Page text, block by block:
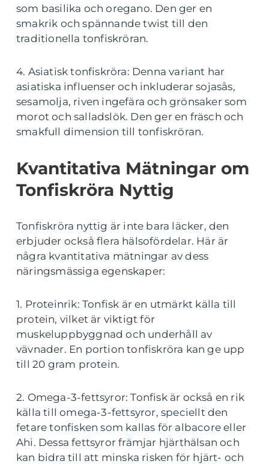
som basilika och oregano. Den ger en
smakrik och spännande twist till den
traditionella tonfiskröran.
4. Asiatisk tonfiskröra: Denna variant har
asiatiska influenser och inkluderar sojasås,
sesamolja, riven ingefära och grönsaker som
morot och salladslök. Den ger en fräsch och
smakfull dimension till tonfiskröran.
Kvantitativa Mätningar om
Tonfiskröra Nyttig
Tonfiskröra nyttig är inte bara läcker, den
erbjuder också flera hälsofördelar. Här är
några kvantitativa mätningar av dess
näringsmässiga egenskaper:
1. Proteinrik: Tonfisk är en utmärkt källa till
protein, vilket är viktigt för
muskeluppbyggnad och underhåll av
vävnader. En portion tonfiskröra kan ge upp
till 20 gram protein.
2. Omega-3-fettsyror: Tonfisk är också en rik
källa till omega-3-fettsyror, speciellt den
fetare tonfisken som kallas för albacore eller
Ahi. Dessa fettsyror främjar hjärthälsan och
kan bidra till att minska risken för hjärt- och